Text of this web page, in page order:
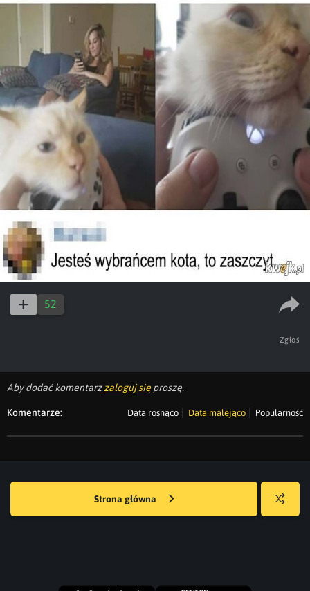
52
Zgłoś
Aby dodać komentarzzaloguj się proszę.
Komentarze: Data rosnąco Data malejąco Popularność
Strona główna